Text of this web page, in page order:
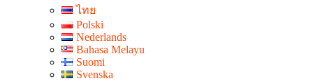
ไทย
Polski
Nederlands
Bahasa Melayu
Suomi
Svenska